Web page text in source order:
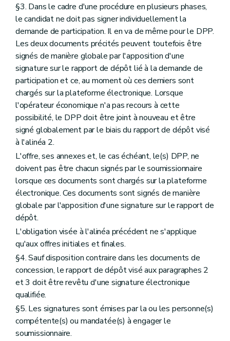
§3. Dans le cadre d'une procédure en plusieurs phases,
le candidat ne doit pas signer individuellement la
demande de participation. Il en va de même pour le DPP.
Les deux documents précités peuvent toutefois être
signés de manière globale par l'apposition d'une
signature sur le rapport de dépôt lié à la demande de
participation et ce, au moment où ces derniers sont
chargés sur la plateforme électronique. Lorsque
l'opérateur économique n'a pas recours à cette
possibilité, le DPP doit être joint à nouveau et être
signé globalement par le biais du rapport de dépôt visé
à l'alinéa 2.
L'offre, ses annexes et, le cas échéant, le(s) DPP, ne
doivent pas être chacun signés par le soumissionnaire
lorsque ces documents sont chargés sur la plateforme
électronique. Ces documents sont signés de manière
globale par l'apposition d'une signature sur le rapport de
dépôt.
L'obligation visée à l'alinéa précédent ne s'applique
qu'aux offres initiales et finales.
§4. Sauf disposition contraire dans les documents de
concession, le rapport de dépôt visé aux paragraphes 2
et 3 doit être revêtu d'une signature électronique
qualifiée.
§5. Les signatures sont émises par la ou les personne(s)
compétente(s) ou mandatée(s) à engager le
soumissionnaire.